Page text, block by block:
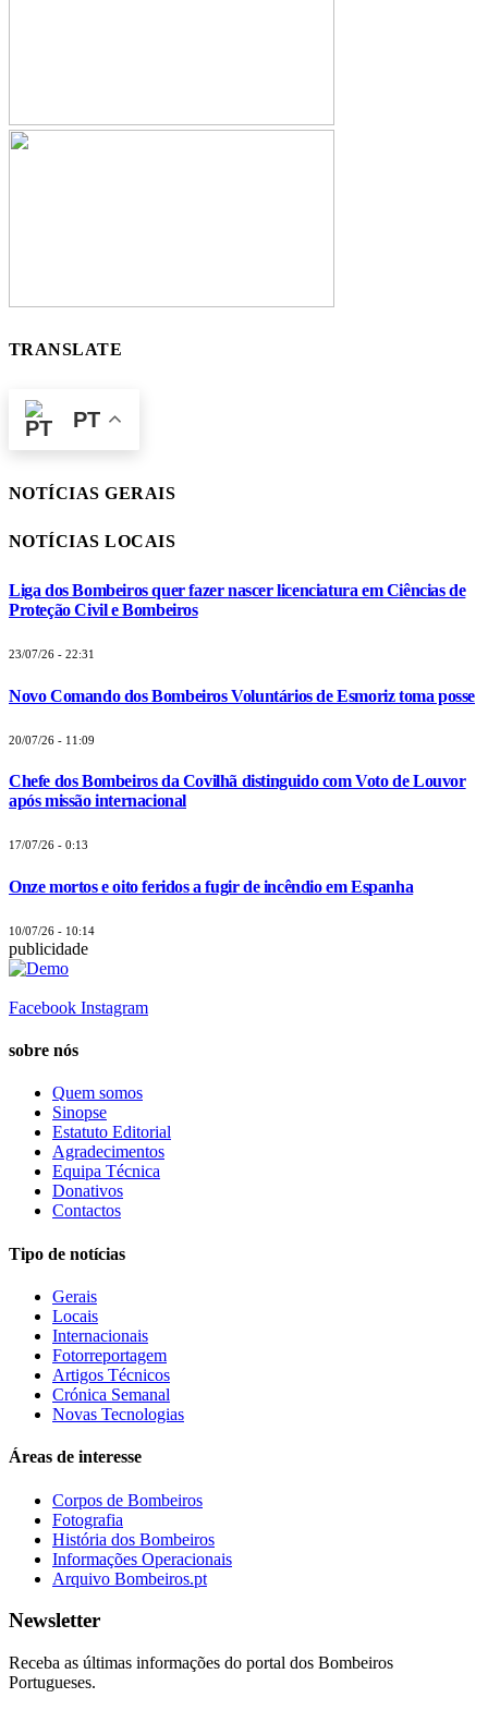
TRANSLATE
PT
NOTÍCIAS GERAIS
NOTÍCIAS LOCAIS
Liga dos Bombeiros quer fazer nascer licenciatura em Ciências de
Proteção Civil e Bombeiros
23/07/26 - 22:31
Novo Comando dos Bombeiros Voluntários de Esmoriz toma posse
20/07/26 - 11:09
Chefe dos Bombeiros da Covilhã distinguido com Voto de Louvor
após missão internacional
17/07/26 - 0:13
Onze mortos e oito feridos a fugir de incêndio em Espanha
10/07/26 - 10:14
publicidade
Facebook Instagram
sobre nós
Quem somos
Sinopse
Estatuto Editorial
Agradecimentos
Equipa Técnica
Donativos
Contactos
Tipo de notícias
Gerais
Locais
Internacionais
Fotorreportagem
Artigos Técnicos
Crónica Semanal
Novas Tecnologias
Áreas de interesse
Corpos de Bombeiros
Fotografia
História dos Bombeiros
Informações Operacionais
Arquivo Bombeiros.pt
Newsletter
Receba as últimas informações do portal dos Bombeiros
Portugueses.